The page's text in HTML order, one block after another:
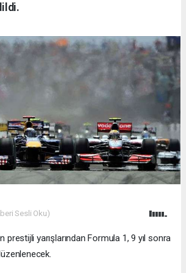
Sesli Oku)
prestijli yarışlarından Formula 1, 9 yıl sonra